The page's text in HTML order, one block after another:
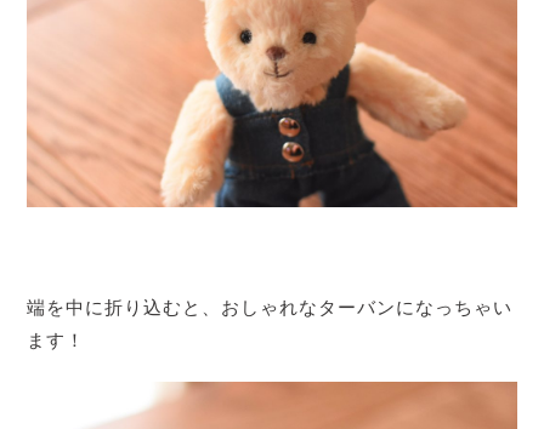
端を中に折り込むと、おしゃれなターバンになっちゃい
ます！